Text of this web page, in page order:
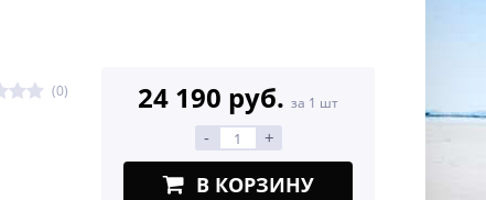
(0) 24 190 руб. за 1 шт
- +
В КОРЗИНУ